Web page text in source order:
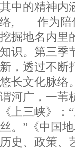
其中的精神
络, 作为陪伴
挖掘地名内里
知识。第三季
新，透过不断
悠长文化脉
谓河广，一苇
《上三峡》
丝。”《中国
历史、政策、